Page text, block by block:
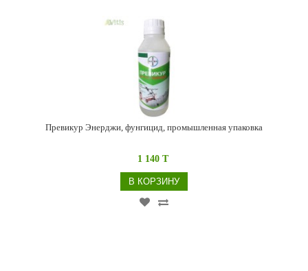
Превикур Энерджи, фунгицид, промышленная упаковка
1 140 T
В КОРЗИНУ